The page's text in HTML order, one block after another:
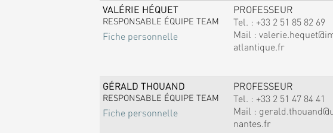
VALÉRIE HÉQUET
RESPONSABLE ÉQUIPE TEAM
Fiche personnelle
PROFESSEUR
Tel. : +33 2 51 85 82 69
Mail :
atlantique.fr
GÉRALD THOUAND
RESPONSABLE ÉQUIPE TEAM
Fiche personnelle
PROFESSEUR
Tel. : +33 2 51 47 84 41
Mail :
nantes.fr